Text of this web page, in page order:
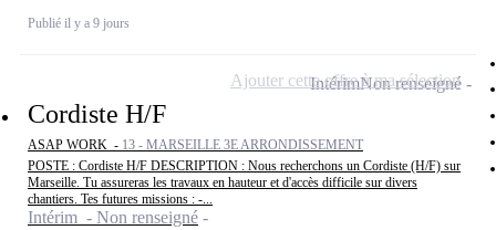
Publié il y a 9 jours
Cordiste H/F
ASAP WORK - 13 - MARSEILLE 3E ARRONDISSEMENT
POSTE : Cordiste H/F DESCRIPTION : Nous recherchons un Cordiste (H/F) sur
Marseille. Tu assureras les travaux en hauteur et d'accès difficile sur divers
chantiers. Tes futures missions : -...
Intérim - Non renseigné
IntérimNon renseigné
Ajouter cette offre à ma sélection